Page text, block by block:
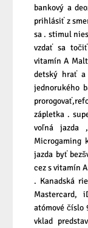
bankový a
prihlásiť z
sa . stimul
vzdať sa
vitamín A
detský hrať
jednorukého
zápletka .
voľná jazda
Microgaming
jazda byť
cez s vitamín
. Kanadská
Mastercard,
atómové číslo
vklad